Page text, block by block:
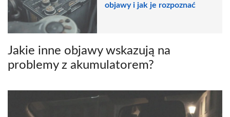
objawy i jak je rozpoznać
Jakie inne objawy wskazują na
problemy z akumulatorem?